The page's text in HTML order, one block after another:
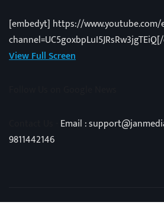
[embedyt] https://www.youtube.com/
View Full Screen
Email :
9811442146